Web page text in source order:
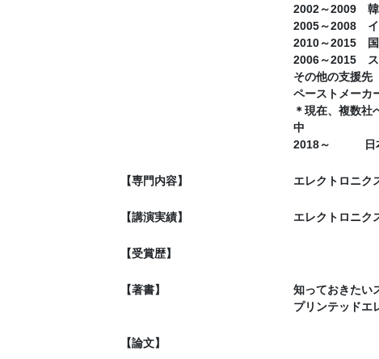
2002～2009 韓
2005～2008 イ
2010～2015
2006～2015 ス
その他の支援
ペーストメー
＊現在、複数
中
2018～ 日本
【専門内容】 エレクトロニク
【講演実績】 エレクトロニク
【受賞歴】
【著書】
知っておきた
プリンテッド
【論文】